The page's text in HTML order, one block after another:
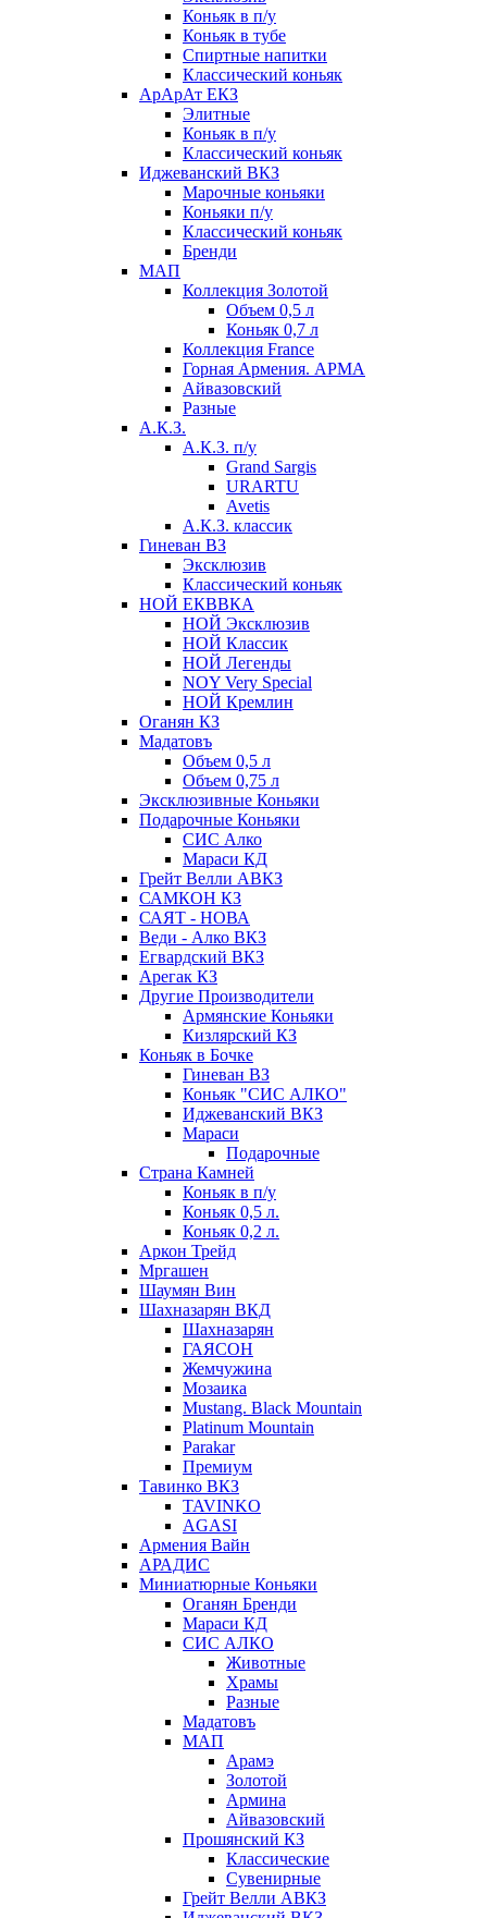
Коньяк в п/у
Коньяк в тубе
Спиртные напитки
Классический коньяк
АрАрАт ЕКЗ
Элитные
Коньяк в п/у
Классический коньяк
Иджеванский ВКЗ
Марочные коньяки
Коньяки п/у
Классический коньяк
Бренди
МАП
Коллекция Золотой
Объем 0,5 л
Коньяк 0,7 л
Коллекция France
Горная Армения. АРМА
Айвазовский
Разные
А.К.З.
А.К.З. п/у
Grand Sargis
URARTU
Avetis
А.К.З. классик
Гиневан ВЗ
Эксклюзив
Классический коньяк
НОЙ ЕКВВКА
НОЙ Эксклюзив
НОЙ Классик
НОЙ Легенды
NOY Very Speсial
НОЙ Кремлин
Оганян КЗ
Мадатовъ
Объем 0,5 л
Объем 0,75 л
Эксклюзивные Коньяки
Подарочные Коньяки
СИС Алко
Мараси КД
Грейт Велли АВКЗ
САМКОН КЗ
САЯТ - НОВА
Веди - Алко ВКЗ
Егвардский ВКЗ
Арегак КЗ
Другие Производители
Армянские Коньяки
Кизлярский КЗ
Коньяк в Бочке
Гиневан ВЗ
Коньяк "СИС АЛКО"
Иджеванский ВКЗ
Мараси
Подарочные
Страна Камней
Коньяк в п/у
Коньяк 0,5 л.
Коньяк 0,2 л.
Аркон Трейд
Мргашен
Шаумян Вин
Шахназарян ВКД
Шахназарян
ГАЯСОН
Жемчужина
Мозаика
Mustang. Black Mountain
Platinum Mountain
Parakar
Премиум
Тавинко ВКЗ
TAVINKO
AGASI
Армения Вайн
АРАДИС
Миниатюрные Коньяки
Оганян Бренди
Мараси КД
СИС АЛКО
Животные
Храмы
Разные
Мадатовъ
МАП
Арамэ
Золотой
Армина
Айвазовский
Прошянский КЗ
Классические
Сувенирные
Грейт Велли АВКЗ